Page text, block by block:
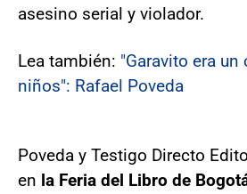
asesino serial y violador.
Lea también: "Garavito era un
niños": Rafael Poveda
Poveda y Testigo Directo
en la Feria del Libro de